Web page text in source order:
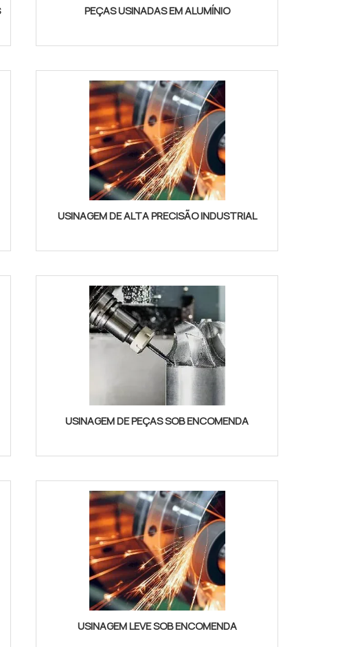
PEÇAS USINADAS EM ALUMÍNIO
USINAGEM DE ALTA PRECISÃO INDUSTRIAL
USINAGEM DE PEÇAS SOB ENCOMENDA
USINAGEM LEVE SOB ENCOMENDA